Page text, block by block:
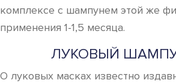
комплексе с шампунем этой же
применения 1-1,5 месяца.
ЛУКОВЫЙ
О луковых масках известно